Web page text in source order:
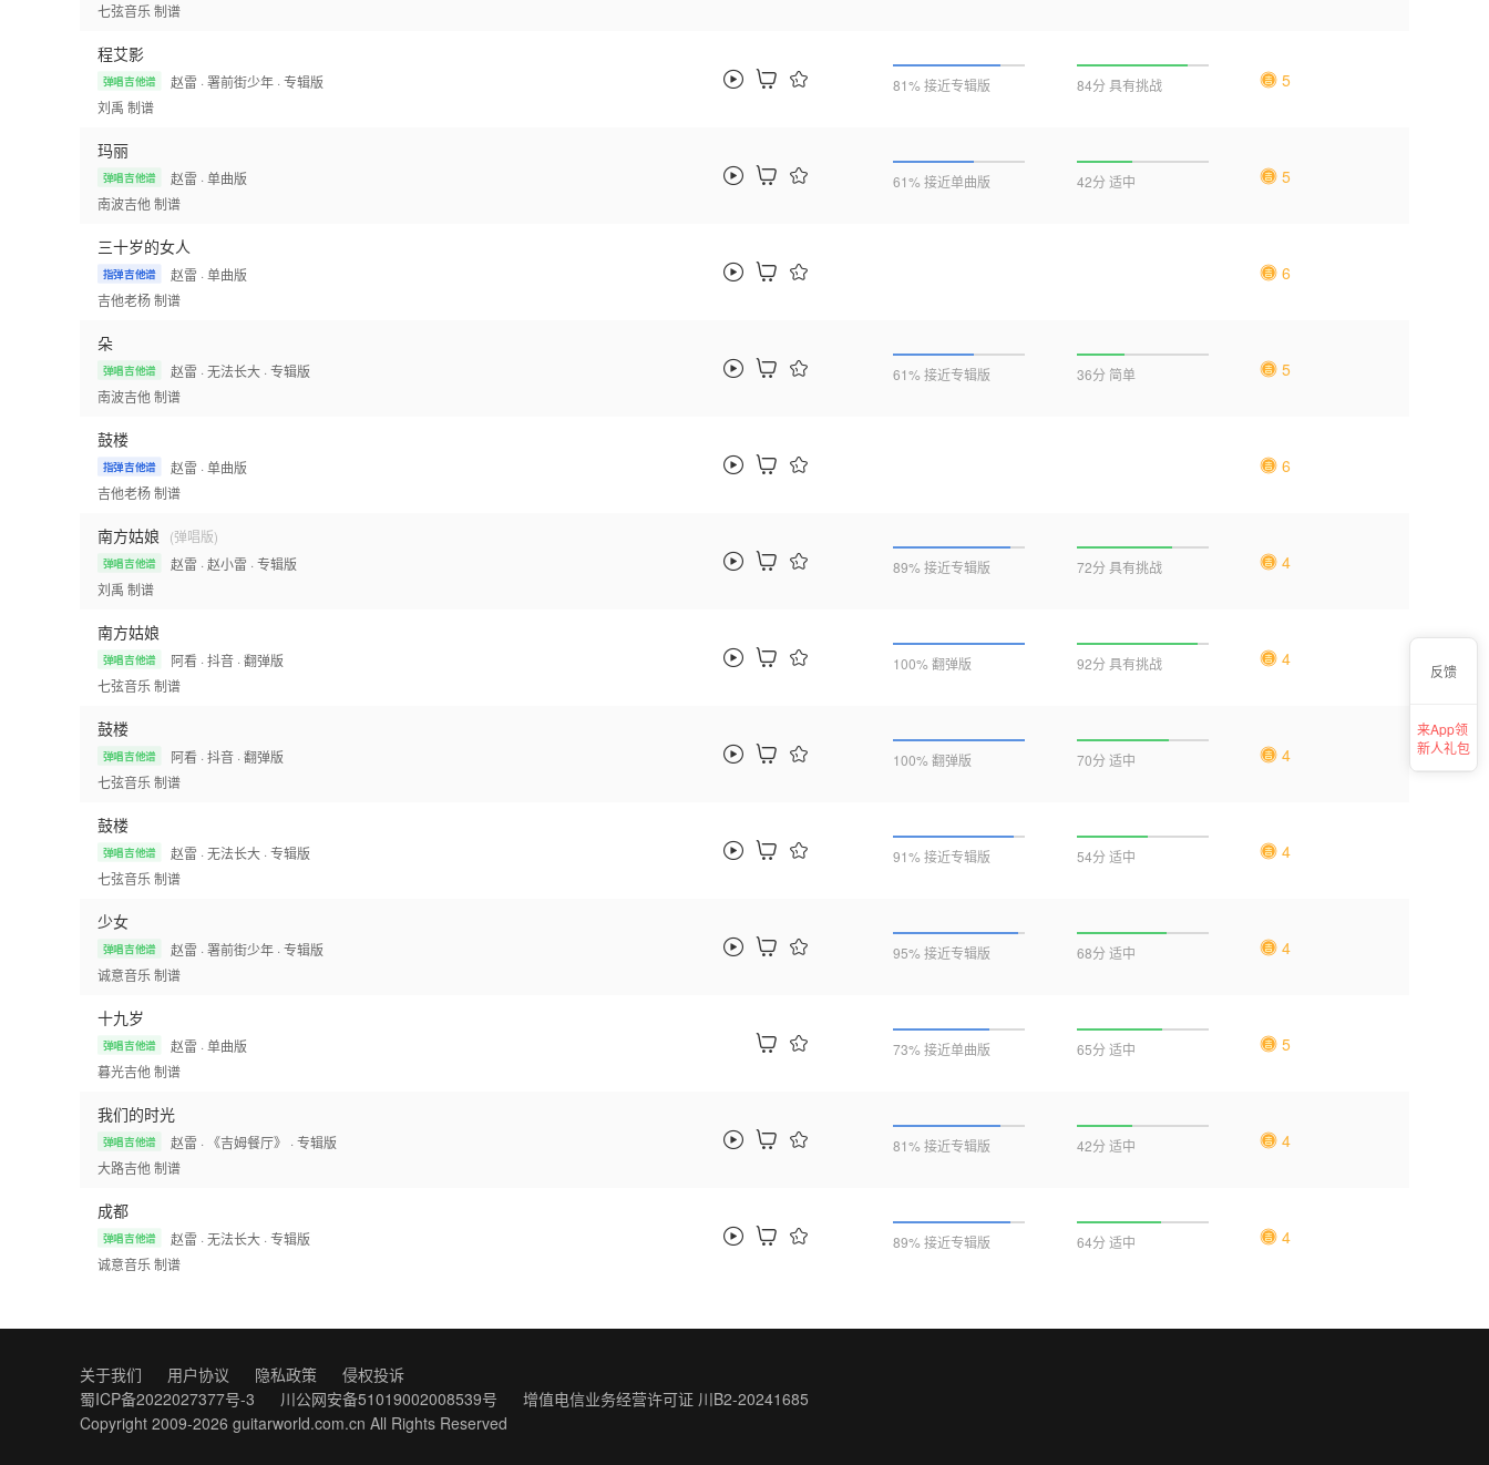
七弦音乐 制谱
程艾影
弹唱吉他谱 赵雷 · 署前街少年 · 专辑版
刘禹 制谱
81% 接近专辑版 84分 具有挑战 5
玛丽
弹唱吉他谱 赵雷 · 单曲版
南波吉他制谱
61% 接近单曲版 42分 适中 5
三十岁的女人
指弹吉他谱 赵雷 · 单曲版
吉他老杨制谱
6
朵
弹唱吉他谱 赵雷 · 无法长大 · 专辑版
南波吉他制谱
61% 接近专辑版 36分 简单 5
鼓楼
指弹吉他谱 赵雷 · 单曲版
吉他老杨制谱
6
南方姑娘 (弹唱版)
弹唱吉他谱 赵雷 · 赵小雷 · 专辑版
刘禹 制谱
89% 接近专辑版 72分 具有挑战 4
南方姑娘
弹唱吉他谱 阿看 · 抖音 · 翻弹版
七弦音乐 制谱
100% 翻弹版 92分 具有挑战 4
鼓楼
弹唱吉他谱 阿看 · 抖音 · 翻弹版
七弦音乐 制谱
100% 翻弹版 70分 适中 4
鼓楼
弹唱吉他谱 赵雷 · 无法长大 · 专辑版
七弦音乐 制谱
91% 接近专辑版 54分 适中 4
少女
弹唱吉他谱 赵雷 · 署前街少年 · 专辑版
诚意音乐 制谱
95% 接近专辑版 68分 适中 4
十九岁
弹唱吉他谱 赵雷 · 单曲版
暮光吉他制谱
73% 接近单曲版 65分 适中 5
我们的时光
弹唱吉他谱 赵雷 · 《吉姆餐厅》 · 专辑版
大路吉他制谱
81% 接近专辑版 42分 适中 4
成都
弹唱吉他谱 赵雷 · 无法长大 · 专辑版
诚意音乐 制谱
89% 接近专辑版 64分 适中 4
反馈
来App领
新人礼包
关于我们 用户协议 隐私政策
侵权投诉
蜀ICP备2022027377号-3
川公网安备51019002008539号
增值电信业务经营许可证 川B2-20241685
Copyright 2009-2026 guitarworld.com.cn All Rights Reserved